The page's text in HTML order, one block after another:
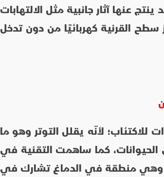
عنها آثار جانبية مثل الالتهابات
سطح القرنية كهربائيًا من دون تدخل
للاكتئاب؛ لأنّه يقلل التوتر وهو ما
كما ساهمت التقنية في
وهي منطقة في الدماغ تشارك في